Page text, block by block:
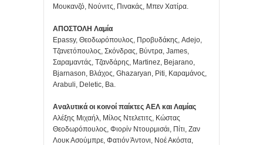
Μουκανζό, Νούνιτς, Πινακάς, Μπεν Χατίρα.
ΑΠΟΣΤΟΛΗ Λαμία
Epassy, Θεοδωρόπουλος, Προβυδάκης, Adejo,
Τζανετόπουλος, Σκόνδρας, Βύντρα, James,
Σαραμαντάς, Τζανδάρης, Martinez, Bejarano,
Bjarnason, Βλάχος, Ghazaryan, Piti, Καραμάνος,
Arabuli, Deletic, Ba.
Αναλυτικά οι κοινοί παίκτες ΑΕΛ και Λαμίας
Αλέξης Μιχαήλ, Μίλος Ντελετιτς, Κώστας
Θεοδωρόπουλος, Φιορίν Ντουρμισάι, Πίτι, Ζαν
Λουκ Ασούμπρε, Φατιόν Άντονι, Νοέ Ακόστα,